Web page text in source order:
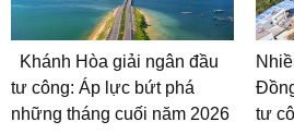
Khánh Hòa giải ngân đầu
tư công: Áp lực bứt phá
những tháng cuối năm 2026
tư